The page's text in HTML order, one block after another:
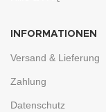
INFORMATIONEN
Versand & Lieferung
Zahlung
Datenschutz